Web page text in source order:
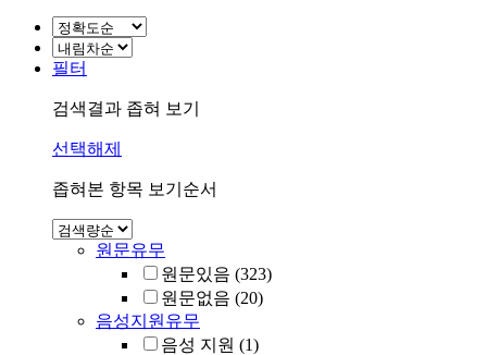
필터
검색결과 좁혀 보기
선택해제
좁혀본 항목 보기순서
원문유무
원문있음 (323)
원문없음 (20)
음성지원유무
음성 지원 (1)